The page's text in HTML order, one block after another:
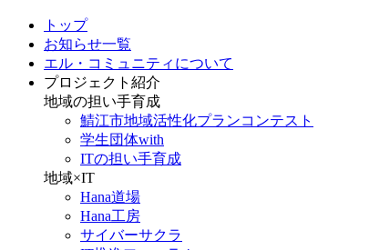
トップ
お知らせ一覧
エル・コミュニティについて
プロジェクト紹介
地域の担い手育成
鯖江市地域活性化プランコンテスト
学生団体with
ITの担い手育成
地域×IT
Hana道場
Hana工房
サイバーサクラ